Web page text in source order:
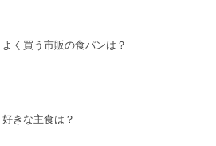
よく買う市販の食パンは？
好きな主食は？